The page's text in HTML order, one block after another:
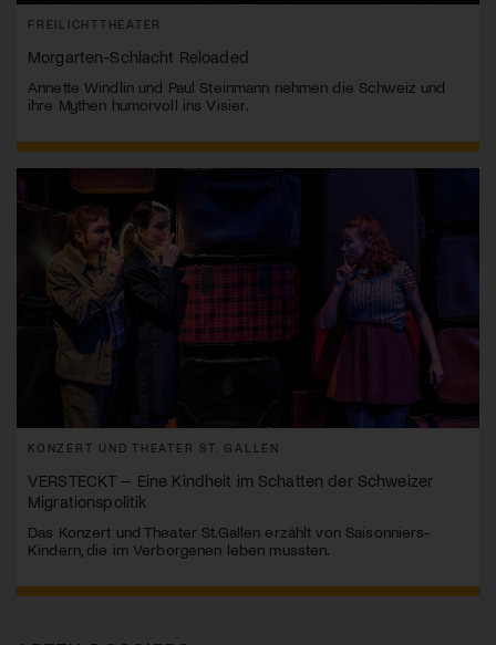
FREILICHTTHEATER
Morgarten-Schlacht Reloaded
Annette Windlin und Paul Steinmann nehmen die Schweiz und
ihre Mythen humorvoll ins Visier.
KONZERT UND THEATER ST. GALLEN
VERSTECKT – Eine Kindheit im Schatten der Schweizer
Migrationspolitik
Das Konzert und Theater St.Gallen erzählt von Saisonniers-
Kindern, die im Verborgenen leben mussten.